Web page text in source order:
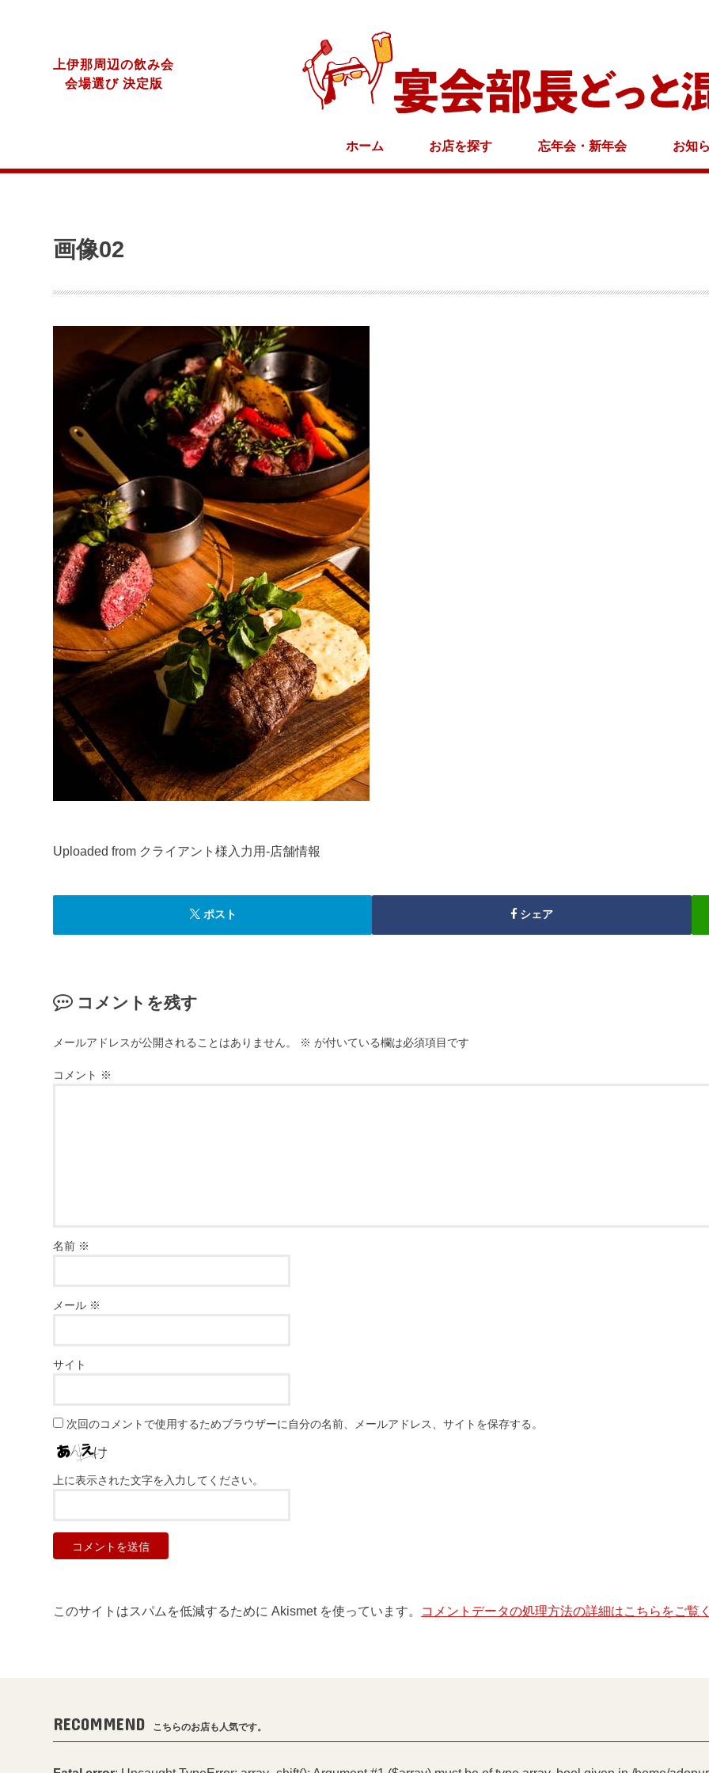
上伊那周辺の飲み会
会場選び 決定版
ホーム お店を探す 忘年会・新年会 お知
画像02
Uploaded from クライアント様入力用-店舗情報
ポスト シェア
コメントを残す
メールアドレスが公開されることはありません。 ※ が付いている欄は必須項目です
コメント ※
名前 ※
メール ※
サイト
次回のコメントで使用するためブラウザーに自分の名前、メールアドレス、サイトを保存する。
上に表示された文字を入力してください。
このサイトはスパムを低減するために Akismet を使っています。 コメントデータの処理方法の詳細はこちらをご覧
RECOMMEND こちらのお店も人気です。